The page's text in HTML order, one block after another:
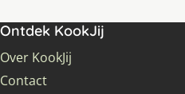
Ontdek KookJij
Over KookJij
Contact